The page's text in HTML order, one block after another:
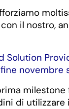
il nostro,
Solution
fine
di